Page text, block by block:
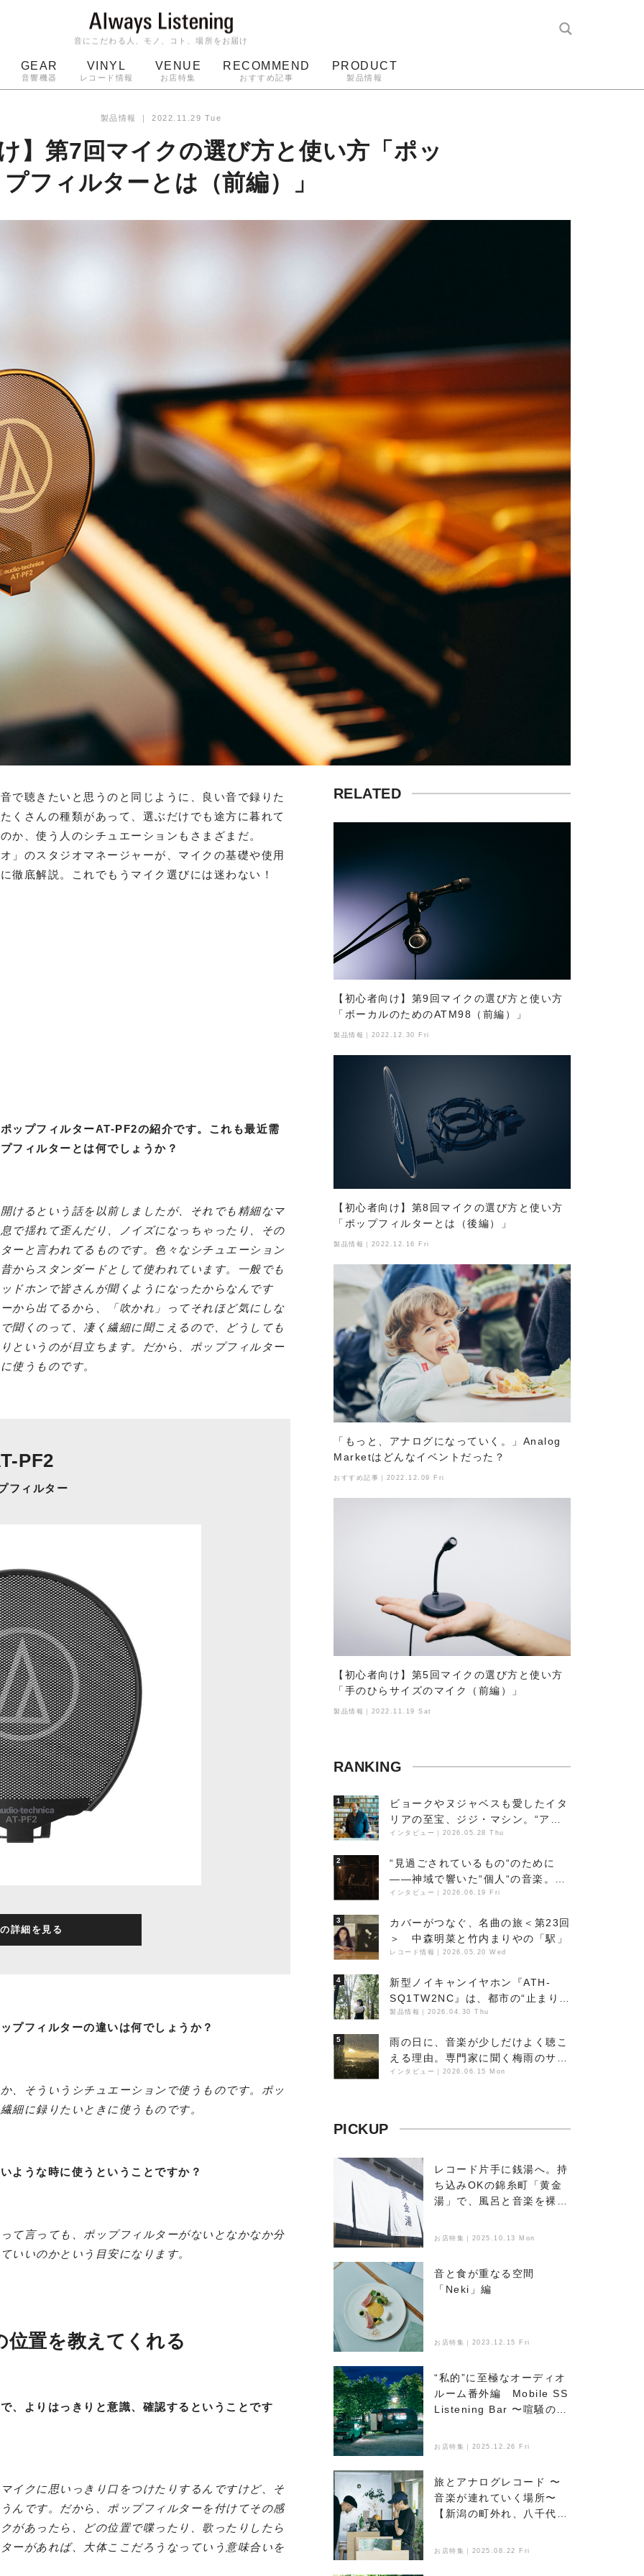
音にこだわる人、モノ、コト、場所をお届け
GEAR
音響機器
VINYL
レコード情報
VENUE
お店特集
RECOMMEND
おすすめ記事
PRODUCT
製品情報
ターンテーブル
製品情報 ｜2022.11.29 Tue
】第7回マイクの選び方と使い方「ポッ
プフィルターとは（前編）」
で聴きたいと思うのと同じように、良い音で録りた
くさんの種類があって、選ぶだけでも途方に暮れて
か、使う人のシチュエーションもさまざまだ。
」のスタジオマネージャーが、マイクの基礎や使用
徹底解説。これでもうマイク選びには迷わない！
ップフィルターAT-PF2の紹介です。これも最近需
フィルターとは何でしょうか？
けるという話を以前しましたが、それでも精細なマ
で揺れて歪んだり、ノイズになっちゃったり、その
ーと言われてるものです。色々なシチュエーション
からスタンダードとして使われています。一般でも
ドホンで皆さんが聞くようになったからなんです
から出てるから、「吹かれ」ってそれほど気にしな
聞くのって、凄く繊細に聞こえるので、どうしても
というのが目立ちます。だから、ポップフィルター
使うものです。
PF2
フィルター
詳細を見る
プフィルターの違いは何でしょうか？
、そういうシチュエーションで使うものです。ポッ
細に録りたいときに使うものです。
ような時に使うということですか？
て言っても、ポップフィルターがないとなかなか分
いいのかという目安になります。
置を教えてくれる
、よりはっきりと意識、確認するということです
イクに思いっきり口をつけたりするんですけど、そ
んです。だから、ポップフィルターを付けてその感
があったら、どの位置で喋ったり、歌ったりしたら
ーがあれば、大体ここだろうなっていう意味合いを
RELATED
【初心者向け】第9回マイクの選び方と使い方
「ボーカルのためのATM98（前編）」
製品情報｜2022.12.30 Fri
【初心者向け】第8回マイクの選び方と使い方
「ポップフィルターとは（後編）」
製品情報｜2022.12.16 Fri
「もっと、アナログになっていく。」Analog
Marketはどんなイベントだった？
おすすめ記事｜2022.12.09 Fri
【初心者向け】第5回マイクの選び方と使い方
「手のひらサイズのマイク（前編）」
製品情報｜2022.11.19 Sat
RANKING
1
ビョークやヌジャベスも愛したイタ
リアの至宝、ジジ・マシン。“アン
ビエントの巨匠”が明かす創作の原
景
インタビュー 2026.05.28 Thu
2
“見過ごされているもの“のために
――神域で響いた“個人“の音楽。冥
丁の『赤城 夜神楽』をレポート
インタビュー 2026.06.19 Fri
3
カバーがつなぐ、名曲の旅＜第23回
＞ 中森明菜と竹内まりやの「駅」
レコード情報 2026.05.20 Wed
4
新型ノイキャンイヤホン『ATH-
SQ1TW2NC』は、都市の“止まり
木”になり得るーシンガーソングラ
製品情報 2026.04.30 Thu
5
雨の日に、音楽が少しだけよく聴こ
える理由。専門家に聞く梅雨のサウ
ンドスケープ
インタビュー 2026.06.15 Mon
PICKUP
レコード片手に銭湯へ。持
ち込みOKの錦糸町「黄金
湯」で、風呂と音楽を裸で
お店特集｜2025.10.13 Mon
音と食が重なる空間
「Neki」編
お店特集｜2023.12.15 Fri
“私的”に至極なオーディオ
ルーム番外編 Mobile SS
Listening Bar 〜喧騒のな
る、新たなオアシス〜
お店特集｜2025.12.26 Fri
旅とアナログレコード 〜
音楽が連れていく場所〜
【新潟の町外れ、八千代マ
お店特集｜2025.08.22 Fri